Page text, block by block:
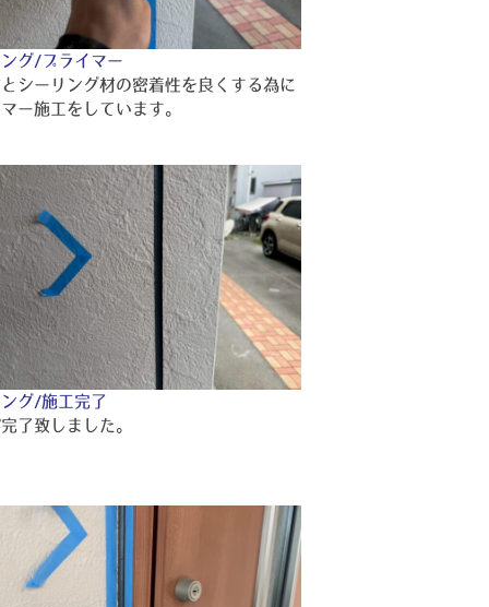
グ/プライマー
シーリング材の密着性を良くする為に
ー施工をしています。
グ/施工完了
了致しました。